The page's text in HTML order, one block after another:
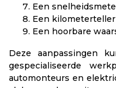
Een
Een kilometerteller
Een hoorbare
Deze aanpassingen
gespecialiseerde
automonteurs en